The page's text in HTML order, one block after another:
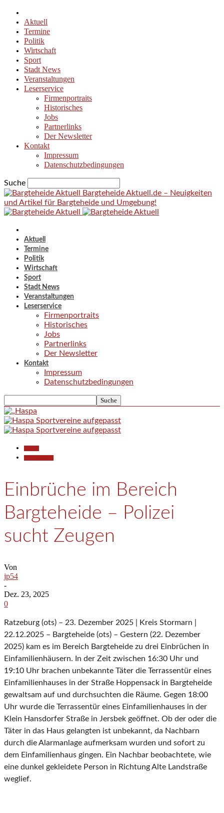
Aktuell
Termine
Politik
Wirtschaft
Sport
Stadt News
Veranstaltungen
Leserservice
Firmenportraits
Historisches
Jobs
Partnerlinks
Der Newsletter
Kontakt
Impressum
Datenschutzbedingungen
Suche
Bargteheide Aktuell.de – Neuigkeiten
und Artikel für Bargteheide und Umgebung!
Aktuell
Termine
Politik
Wirtschaft
Sport
Stadt News
Veranstaltungen
Leserservice
Firmenportraits
Historisches
Jobs
Partnerlinks
Der Newsletter
Kontakt
Impressum
Datenschutzbedingungen
Einbrüche im Bereich
Bargteheide – Polizei
sucht Zeugen
Von
jp54
-
Dez. 23, 2025
0
Ratzeburg (ots) – 23. Dezember 2025 | Kreis Stormarn |
22.12.2025 – Bargteheide (ots) – Gestern (22. Dezember
2025) kam es im Bereich Bargteheide zu drei Einbrüchen in
Einfamilienhäusern. In der Zeit zwischen 16:30 Uhr und
19:10 Uhr brachen unbekannte Täter die Terrassentür eines
Einfamilienhauses in der Straße Hoppensack in Bargteheide
gewaltsam auf und durchsuchten die Räume. Gegen 18:00
Uhr wurde die Terrassentür eines Einfamilienhauses in der
Klein Hansdorfer Straße in Jersbek geöffnet. Ob der oder die
Täter in das Haus gelangten ist unbekannt, da Nachbarn
durch die Alarmanlage aufmerksam wurden und sofort zu
dem Einfamilienhaus gingen. Ein Nachbar beobachtete, wie
eine dunkel gekleidete Person in Richtung Alte Landstraße
weglief.